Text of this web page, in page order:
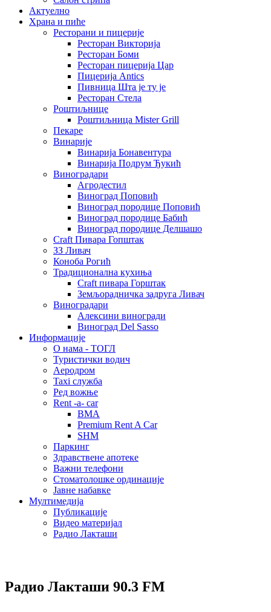
Актуелно
Храна и пиће
Ресторани и пицерије
Ресторан Викторија
Ресторан Боми
Ресторан пицерија Цар
Пицерија Аntics
Пивница Шта је ту је
Ресторан Стела
Роштиљнице
Роштиљница Mister Grill
Пекаре
Винарије
Винарија Бонавентура
Винарија Подрум Ђукић
Виноградари
Агродестил
Виноград Поповић
Виноград породице Поповић
Виноград породице Бабић
Виноград породице Делшашо
Craft Пивара Гопштак
ЗЗ Ливач
Коноба Рогић
Традиционална кухиња
Craft пивара Горштак
Земљорадничка задруга Ливач
Виноградари
Алексини виногради
Виноград Del Sasso
Информације
О нама - ТОГЛ
Туристички водич
Аеродром
Taxi служба
Ред вожње
Rent -a- car
BMA
Premium Rent A Car
SHM
Паркинг
Здравствене апотеке
Важни телефони
Стоматолошке ординације
Јавне набавке
Мултимедија
Публикације
Видео материјал
Радио Лакташи
Радио Лакташи 90.3 FM